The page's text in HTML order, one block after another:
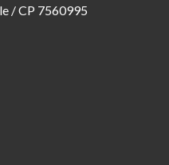
/ CP 7560995